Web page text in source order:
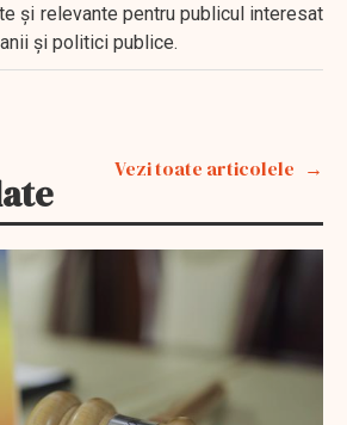
și relevante pentru publicul interesat
și politici publice.
Vezi toate articolele